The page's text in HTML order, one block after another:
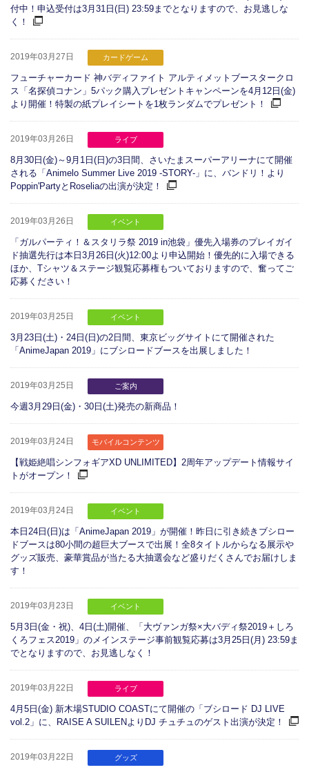
付中！申込受付は3月31日(日) 23:59までとなりますので、お見逃しな
く！
2019年03月27日 カードゲーム
フューチャーカード 神バディファイト アルティメットブースタークロ
ス「名探偵コナン」5パック購入プレゼントキャンペーンを4月12日(金)
より開催！特製の紙プレイシートを1枚ランダムでプレゼント！
2019年03月26日 ライブ
8月30日(金)～9月1日(日)の3日間、さいたまスーパーアリーナにて開催
される「Animelo Summer Live 2019 -STORY-」に、バンドリ！より
Poppin'PartyとRoseliaの出演が決定！
2019年03月26日 イベント
「ガルパーティ！＆スタリラ祭 2019 in池袋」優先入場券のプレイガイ
ド抽選先行は本日3月26日(火)12:00より申込開始！優先的に入場できる
ほか、Tシャツ＆ステージ観覧応募権もついておりますので、奮ってご
応募ください！
2019年03月25日 イベント
3月23日(土)・24日(日)の2日間、東京ビッグサイトにて開催された
「AnimeJapan 2019」にブシロードブースを出展しました！
2019年03月25日 ご案内
今週3月29日(金)・30日(土)発売の新商品！
2019年03月24日 モバイルコンテンツ
【戦姫絶唱シンフォギアXD UNLIMITED】2周年アップデート情報サイ
トがオープン！
2019年03月24日 イベント
本日24日(日)は「AnimeJapan 2019」が開催！昨日に引き続きブシロー
ドブースは80小間の超巨大ブースで出展！全8タイトルからなる展示や
グッズ販売、豪華賞品が当たる大抽選会など盛りだくさんでお届けしま
す！
2019年03月23日 イベント
5月3日(金・祝)、4日(土)開催、「大ヴァンガ祭×大バディ祭2019＋しろ
くろフェス2019」のメインステージ事前観覧応募は3月25日(月) 23:59ま
でとなりますので、お見逃しなく！
2019年03月22日 ライブ
4月5日(金) 新木場STUDIO COASTにて開催の「ブシロード DJ LIVE
vol.2」に、RAISE A SUILENよりDJ チュチュのゲスト出演が決定！
2019年03月22日 グッズ